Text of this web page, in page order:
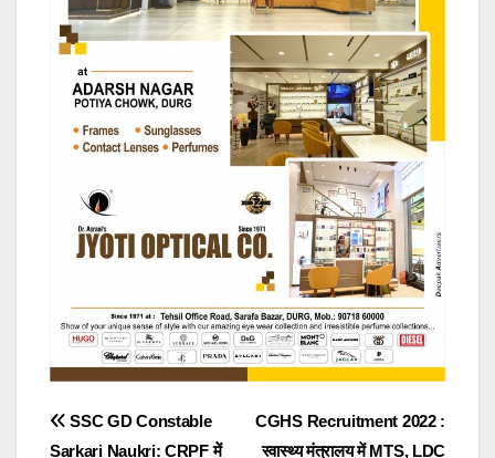
Post
CGHS Recruitment 2022 :
स्वास्थ्य मंत्रालय में MTS, LDC
SSC GD Constable
Sarkari Naukri: CRPF में